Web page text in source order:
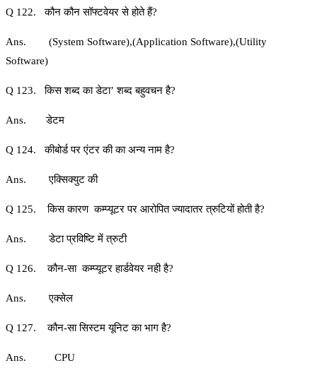
Q 122. कौन कौन सॉफ्टवेयर से होते हैं?
Ans. (System Software),(Application Software),(Utility
Software)
Q 123. किस शब्द का डेटा’ शब्द बहुवचन है?
Ans. डेटम
Q 124. कीबोर्ड पर एंटर की का अन्य नाम है?
Ans. एक्सिक्युट की
Q 125. किस कारण कम्प्यूटर पर आरोपित ज्यादातर त्रुटियों होती है?
Ans. डेटा प्रविष्टि में त्रुटी
Q 126. कौन-सा कम्प्यूटर हार्डवेयर नही है?
Ans. एक्सेल
Q 127. कौन-सा सिस्टम यूनिट का भाग है?
Ans. CPU